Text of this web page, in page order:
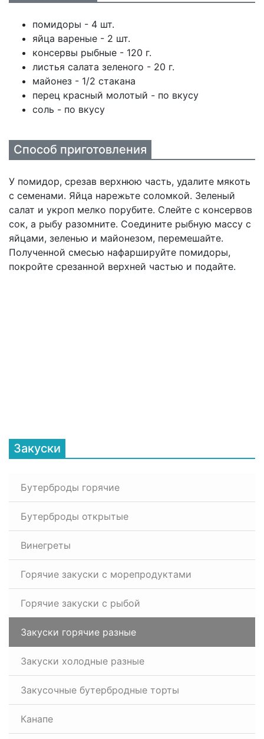
помидоры - 4 шт.
яйца вареные - 2 шт.
консервы рыбные - 120 г.
листья салата зеленого - 20 г.
майонез - 1/2 стакана
перец красный молотый - по вкусу
соль - по вкусу
Способ приготовления
У помидор, срезав верхнюю часть, удалите мякоть
с семенами. Яйца нарежьте соломкой. Зеленый
салат и укроп мелко порубите. Слейте с консервов
сок, а рыбу разомните. Соедините рыбную массу с
яйцами, зеленью и майонезом, перемешайте.
Полученной смесью нафаршируйте помидоры,
покройте срезанной верхней частью и подайте.
Закуски
Бутерброды горячие
Бутерброды открытые
Винегреты
Горячие закуски с морепродуктами
Горячие закуски с рыбой
Закуски горячие разные
Закуски холодные разные
Закусочные бутербродные торты
Канапе